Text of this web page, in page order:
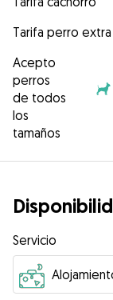
Tarifa perro extra
Acepto
perros
de todos
los
tamaños
Servicio